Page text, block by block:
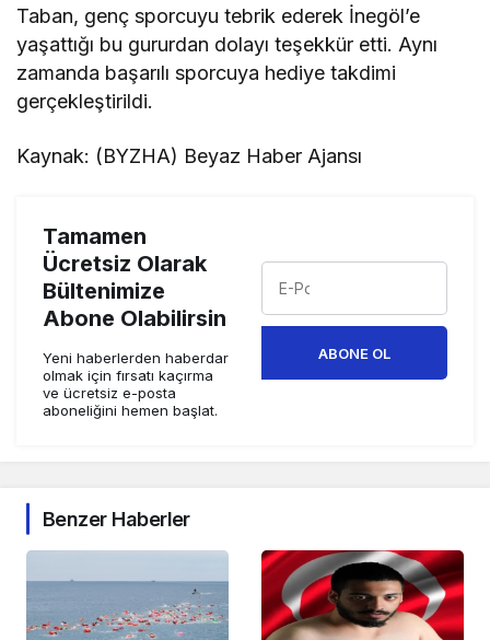
Taban, genç sporcuyu tebrik ederek İnegöl’e
yaşattığı bu gururdan dolayı teşekkür etti. Aynı
zamanda başarılı sporcuya hediye takdimi
gerçekleştirildi.
Kaynak: (BYZHA) Beyaz Haber Ajansı
Tamamen
Ücretsiz Olarak
Bültenimize
Abone Olabilirsin
Yeni haberlerden haberdar
olmak için fırsatı kaçırma
ve ücretsiz e-posta
aboneliğini hemen başlat.
ABONE OL
Benzer Haberler